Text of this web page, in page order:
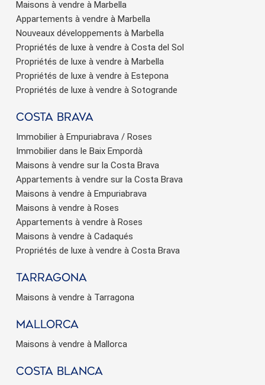
Maisons à vendre à Marbella
Appartements à vendre à Marbella
Nouveaux développements à Marbella
Propriétés de luxe à vendre à Costa del Sol
Propriétés de luxe à vendre à Marbella
Propriétés de luxe à vendre à Estepona
Propriétés de luxe à vendre à Sotogrande
Costa brava
Immobilier à Empuriabrava / Roses
Immobilier dans le Baix Empordà
Maisons à vendre sur la Costa Brava
Appartements à vendre sur la Costa Brava
Maisons à vendre à Empuriabrava
Maisons à vendre à Roses
Appartements à vendre à Roses
Maisons à vendre à Cadaqués
Propriétés de luxe à vendre à Costa Brava
Tarragona
Maisons à vendre à Tarragona
Mallorca
Maisons à vendre à Mallorca
Costa Blanca